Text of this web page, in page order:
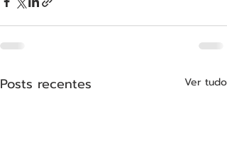
Posts recentes Ver tudo